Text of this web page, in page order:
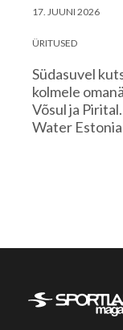
17. JUUNI 2026
ÜRITUSED
Südasuvel
kolmele
Võsul ja
Water